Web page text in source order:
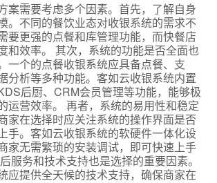
案需要考虑多个因素。首先，了解自身
。不同的餐饮业态对收银系统的需求不
要更强的点餐和库管理功能，而快餐店
和效率。 其次，系统的功能是否全面也
一个的点餐收银系统应具备点餐、支
分析等多种功能。客如云收银系统内置
后厨、CRM会员管理等功能，能够极
运营效率。 再者，系统的易用性和稳定
家在选择时应关注系统的操作界面是否
手。客如云收银系统的软硬件一体化设
家无需繁琐的安装调试，即可快速上手
服务和技术支持也是选择的重要因素。
应提供全天候的技术支持，确保商家在